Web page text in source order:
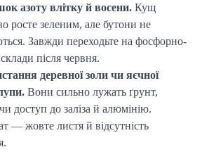
азоту влітку й восени. Кущ
росте зеленим, але бутони не
Завжди переходьте на фосфорно-
після червня.
деревної золи чи яєчної
Вони сильно лужать ґрунт,
доступ до заліза й алюмінію.
— жовте листя й відсутність